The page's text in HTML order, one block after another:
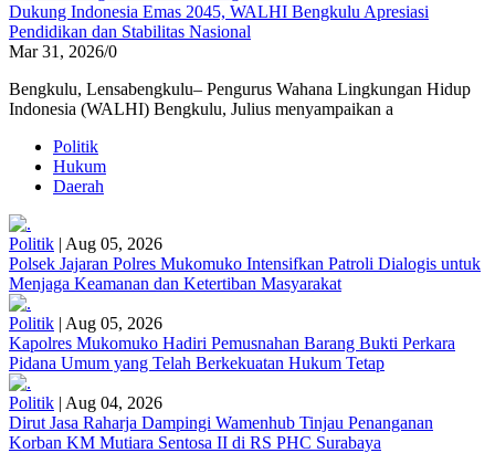
Dukung Indonesia Emas 2045, WALHI Bengkulu Apresiasi
Pendidikan dan Stabilitas Nasional
Mar 31, 2026/0
Bengkulu, Lensabengkulu– Pengurus Wahana Lingkungan Hidup
Indonesia (WALHI) Bengkulu, Julius menyampaikan a
Politik
Hukum
Daerah
Politik | Aug 05, 2026
Polsek Jajaran Polres Mukomuko Intensifkan Patroli Dialogis untuk
Menjaga Keamanan dan Ketertiban Masyarakat
Politik | Aug 05, 2026
Kapolres Mukomuko Hadiri Pemusnahan Barang Bukti Perkara
Pidana Umum yang Telah Berkekuatan Hukum Tetap
Politik | Aug 04, 2026
Dirut Jasa Raharja Dampingi Wamenhub Tinjau Penanganan
Korban KM Mutiara Sentosa II di RS PHC Surabaya